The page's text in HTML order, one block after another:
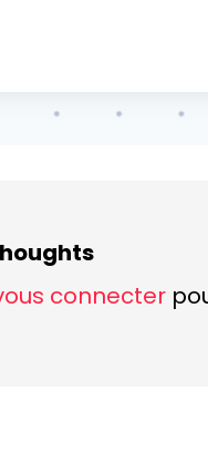
connecter